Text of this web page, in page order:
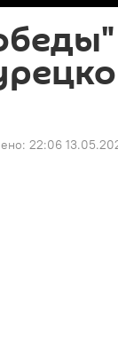
22:06